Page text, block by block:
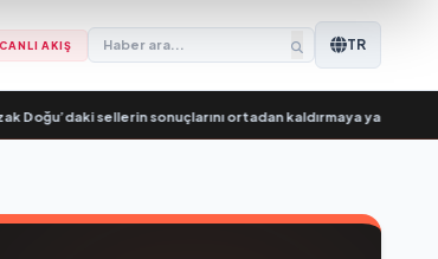
AKIŞ TR
sellerin sonuçlarını ortadan kaldırmaya yardımcı